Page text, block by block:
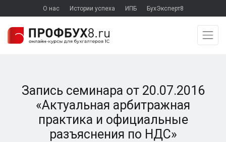
О нас Истории успеха ИПБ БухЭксперт8
Запись семинара от 20.07.2016
«Актуальная арбитражная
практика и официальные
разъяснения по НДС»